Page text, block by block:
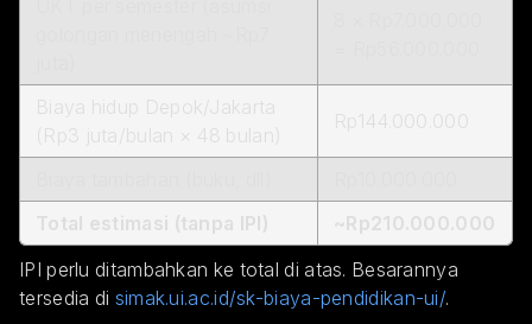
IPI perlu ditambahkan ke total di atas. Besarannya
tersedia di simak.ui.ac.id/sk-biaya-pendidikan-ui/.